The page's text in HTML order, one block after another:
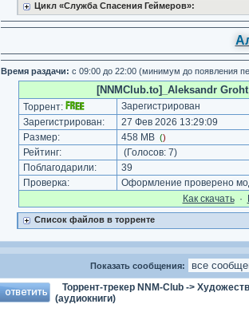
Цикл «Служба Спасения Геймеров»:
Время раздачи: c 09:00 до 22:00 (минимум до появления
[NNMClub.to]_Aleksandr
Торрент:
Зарегистрирован
Зарегистрирован:
27 Фев 2026 13:29:09
Размер:
458 MB ()
Рейтинг: (Голосов: 7)
Поблагодарили:
39
Проверка:
Оформление проверено
Как cкачать·
Список файлов в торренте
Показать сообщения:
Торрент-трекер NNM-Club ->
(аудиокниги)